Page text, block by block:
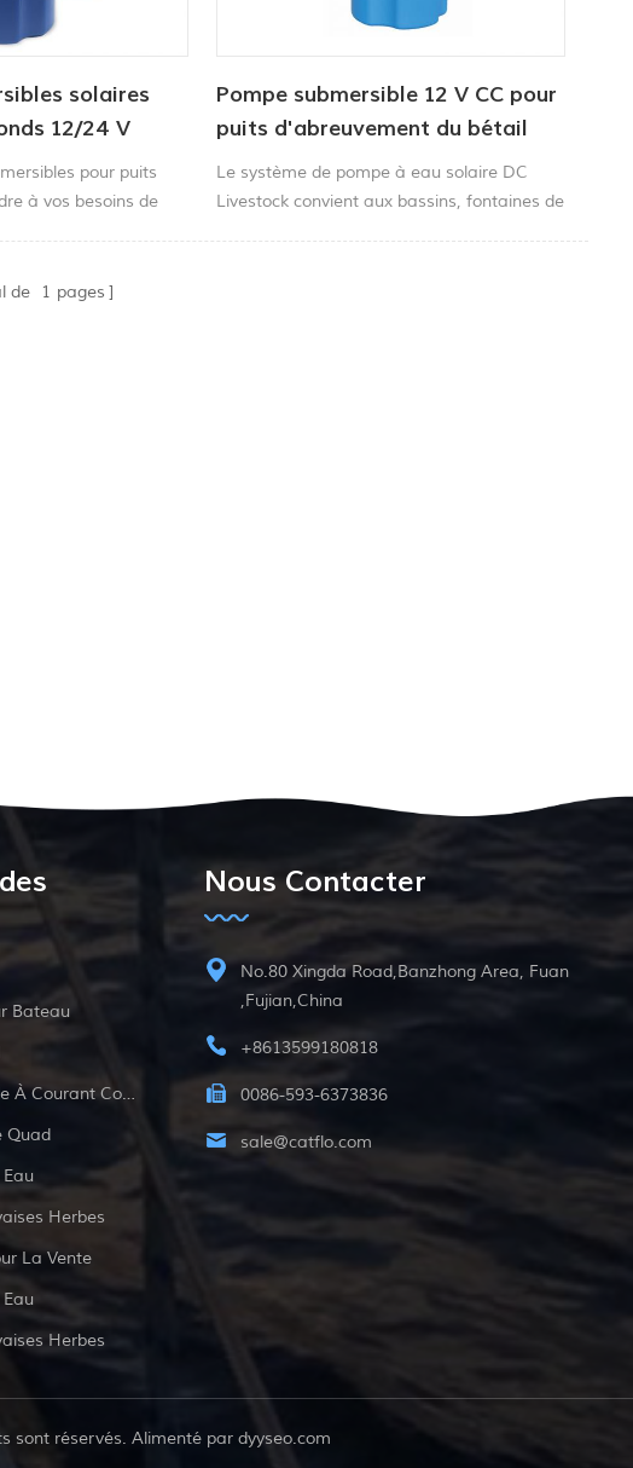
solaires
12/24 V
pour puits
à vos besoins de
Pompe submersible 12 V CC pour
puits d'abreuvement du bétail
Le système de pompe à eau solaire DC
Livestock convient aux bassins, fontaines de
de
1 pages
Bateau
12v Pompe Submersible À Courant Continu
Quad
Herbes
La Vente
Herbes
Nous Contacter
No.80 Xingda Road,Banzhong Area, Fuan
,Fujian,China
+8613599180818
0086-593-6373836
sale@catflo.com
sont réservés. Alimenté par dyyseo.com